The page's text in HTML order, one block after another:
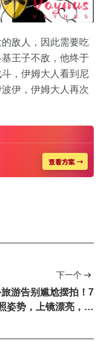
敌人，因此需要吃
王子不敌，他终于
，伊姆大人看到尼
伊，伊姆大人再次
下一个
旅游告别尴尬摆拍！7
姿势，上镜漂亮，自